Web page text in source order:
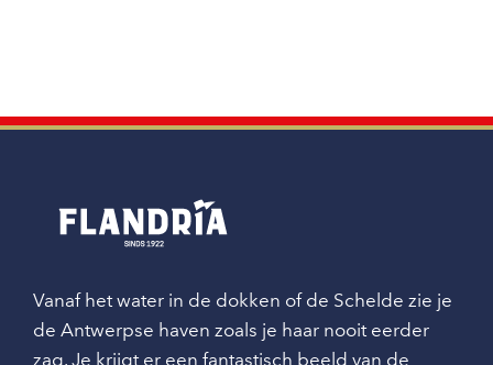
Vanaf het water in de dokken of de Schelde zie je
de Antwerpse haven zoals je haar nooit eerder
zag. Je krijgt er een fantastisch beeld van de